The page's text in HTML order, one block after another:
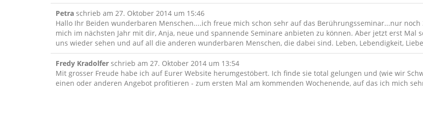
Petra schrieb am 27. Oktober 2014 um 15:46
Hallo Ihr Beiden wunderbaren Menschen....ich freue mich schon sehr auf das Berührungsseminar...nur
mich im nächsten Jahr mit dir, Anja, neue und spannende Seminare anbieten zu können. Aber jetzt erst
uns wieder sehen und auf all die anderen wunderbaren Menschen, die dabei sind. Leben, Lebendigkeit,
Fredy Kradolfer schrieb am 27. Oktober 2014 um 13:54
Mit grosser Freude habe ich auf Eurer Website herumgestöbert. Ich finde sie total gelungen und (wie wir
einen oder anderen Angebot profitieren - zum ersten Mal am kommenden Wochenende, auf das ich mich